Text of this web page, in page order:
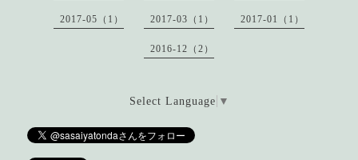
2017-05（1） 2017-03（1） 2017-01（1）
2016-12（2）
Select Language ▼